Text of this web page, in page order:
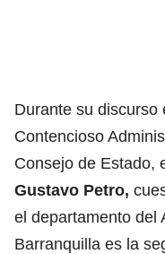
Durante su discurso
Contencioso
Consejo de Estado,
Gustavo Petro,
el departamento del
Barranquilla es la